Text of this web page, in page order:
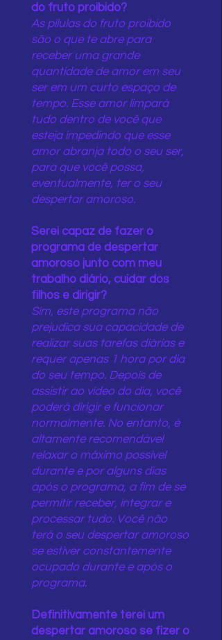
do fruto proibido?
As pílulas do fruto proibido
são o que te abre para
receber uma grande
quantidade de amor em seu
ser em um curto espaço de
tempo. Esse amor limpará
tudo dentro de você que
esteja impedindo que esse
amor abranja todo o seu ser,
para que você possa,
eventualmente, ter o seu
despertar amoroso.
Serei capaz de fazer o
programa de despertar
amoroso junto com meu
trabalho diário, cuidar dos
filhos e dirigir?
Sim, este programa não
prejudica sua capacidade de
realizar suas tarefas diárias e
requer apenas 1 hora por dia
do seu tempo. Depois de
assistir ao vídeo do dia, você
poderá dirigir e funcionar
normalmente. No entanto, é
altamente recomendável
relaxar o máximo possível
durante e por alguns dias
após o programa, a fim de se
permitir receber, integrar e
processar tudo. Você não
terá o seu despertar amoroso
se estiver constantemente
ocupado durante e após o
programa.
Definitivamente terei um
despertar amoroso se fizer o